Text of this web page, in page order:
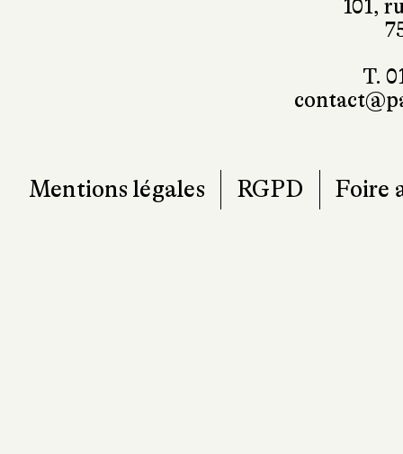
101,
T.
Mentions légales RGPD Foire